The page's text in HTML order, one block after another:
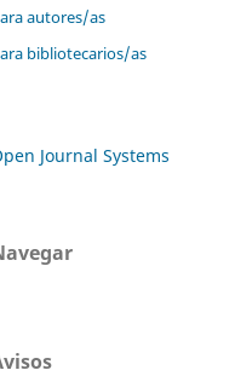
autores/as
bibliotecarios/as
Journal Systems